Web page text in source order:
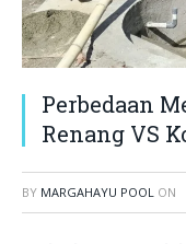
Perbedaan
Renang VS
BY MARGAHAYU POOL ON